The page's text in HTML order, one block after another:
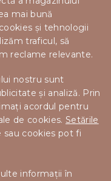
mai bună
și tehnologii
traficul, să
reclame relevante.
nostru sunt
și analiză. Prin
acordul pentru
de cookies. Setările
sau cookies pot fi
informații în